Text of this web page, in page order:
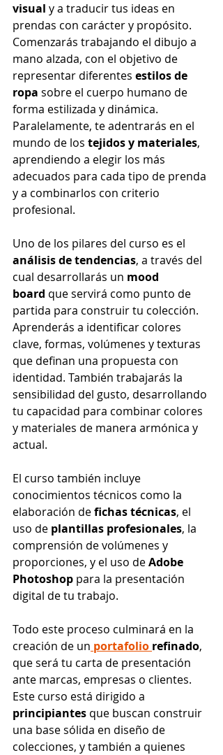
visual y a traducir tus ideas en
prendas con carácter y propósito.
Comenzarás trabajando el dibujo a
mano alzada, con el objetivo de
representar diferentes estilos de
ropa sobre el cuerpo humano de
forma estilizada y dinámica.
Paralelamente, te adentrarás en el
mundo de los tejidos y materiales,
aprendiendo a elegir los más
adecuados para cada tipo de prenda
y a combinarlos con criterio
profesional.
Uno de los pilares del curso es el
análisis de tendencias, a través del
cual desarrollarás un mood
board que servirá como punto de
partida para construir tu colección.
Aprenderás a identificar colores
clave, formas, volúmenes y texturas
que definan una propuesta con
identidad. También trabajarás la
sensibilidad del gusto, desarrollando
tu capacidad para combinar colores
y materiales de manera armónica y
actual.
El curso también incluye
conocimientos técnicos como la
elaboración de fichas técnicas, el
uso de plantillas profesionales, la
comprensión de volúmenes y
proporciones, y el uso de Adobe
Photoshop para la presentación
digital de tu trabajo.
Todo este proceso culminará en la
creación de un portafolio refinado,
que será tu carta de presentación
ante marcas, empresas o clientes.
Este curso está dirigido a
principiantes que buscan construir
una base sólida en diseño de
colecciones, y también a quienes